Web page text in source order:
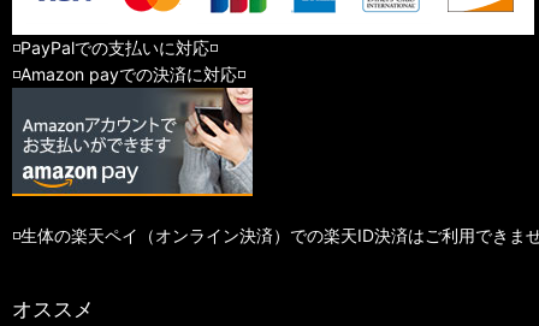
◽️PayPalでの支払いに対応◽️
◽️Amazon payでの決済に対応◽️
◽️生体の楽天ペイ（オンライン決済）での楽天ID決済はご利用できま
オススメ